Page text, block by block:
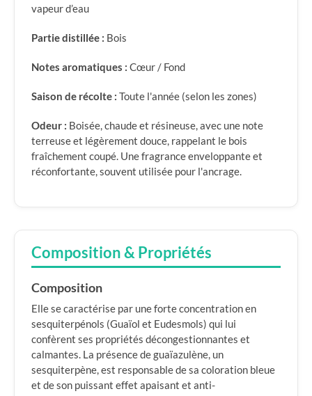
vapeur d’eau
Partie distillée : Bois
Notes aromatiques : Cœur / Fond
Saison de récolte : Toute l'année (selon les zones)
Odeur : Boisée, chaude et résineuse, avec une note
terreuse et légèrement douce, rappelant le bois
fraîchement coupé. Une fragrance enveloppante et
réconfortante, souvent utilisée pour l'ancrage.
Composition & Propriétés
Composition
Elle se caractérise par une forte concentration en
sesquiterpénols (Guaïol et Eudesmols) qui lui
confèrent ses propriétés décongestionnantes et
calmantes. La présence de guaïazulène, un
sesquiterpène, est responsable de sa coloration bleue
et de son puissant effet apaisant et anti-